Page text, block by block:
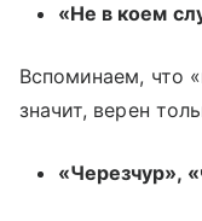
«Не в коем
Вспоминаем, что
значит, верен
«Черезчур»,